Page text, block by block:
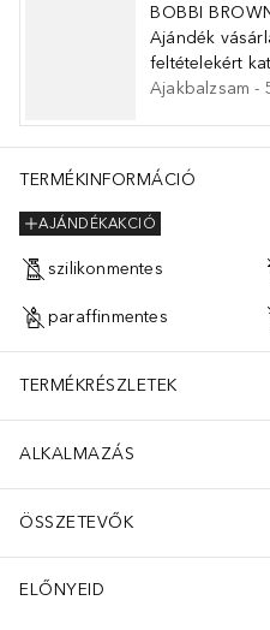
BOBBI
Ajándék
feltételekért
Ajakbalzsam -
TERMÉKINFORMÁCIÓ
AJÁNDÉKAKCIÓ
szilikonmentes
paraffinmentes
TERMÉKRÉSZLETEK
ALKALMAZÁS
ÖSSZETEVŐK
ELŐNYEID